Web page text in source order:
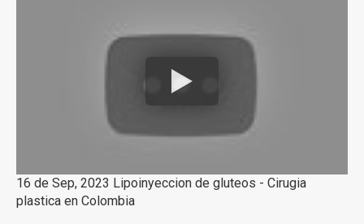
16 de Sep, 2023 Lipoinyeccion de gluteos - Cirugia
plastica en Colombia